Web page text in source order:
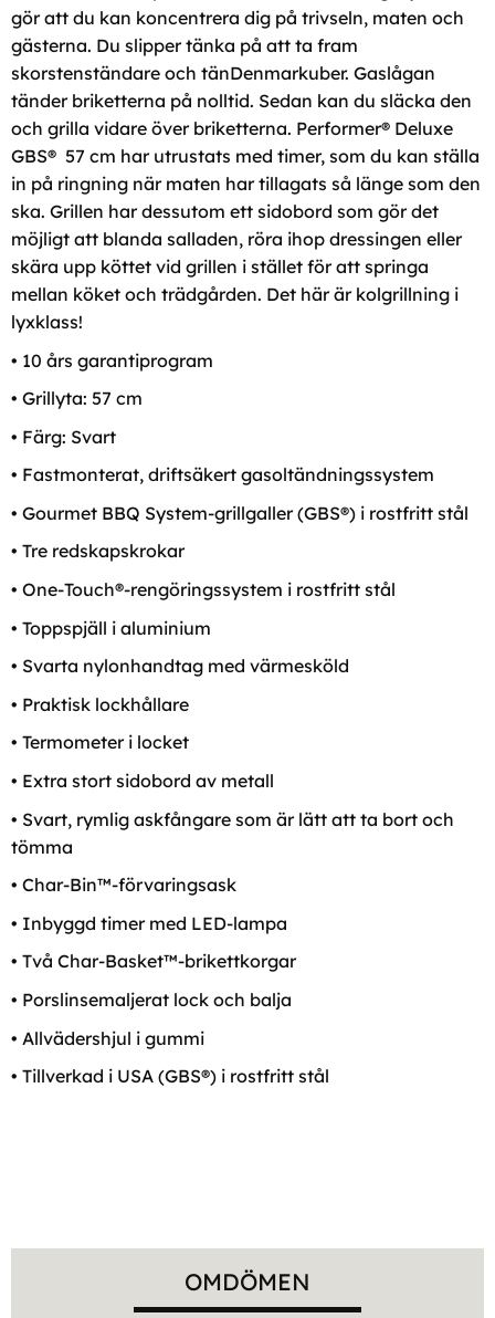
gör att du kan koncentrera dig på trivseln, maten och
gästerna. Du slipper tänka på att ta fram
skorstenständare och tänDenmarkuber. Gaslågan
tänder briketterna på nolltid. Sedan kan du släcka den
och grilla vidare över briketterna. Performer® Deluxe
GBS® 57 cm har utrustats med timer, som du kan ställa
in på ringning när maten har tillagats så länge som den
ska. Grillen har dessutom ett sidobord som gör det
möjligt att blanda salladen, röra ihop dressingen eller
skära upp köttet vid grillen i stället för att springa
mellan köket och trädgården. Det här är kolgrillning i
lyxklass!
• 10 års garantiprogram
• Grillyta: 57 cm
• Färg: Svart
• Fastmonterat, driftsäkert gasoltändningssystem
• Gourmet BBQ System-grillgaller (GBS®) i rostfritt stål
• Tre redskapskrokar
• One-Touch®-rengöringssystem i rostfritt stål
• Toppspjäll i aluminium
• Svarta nylonhandtag med värmesköld
• Praktisk lockhållare
• Termometer i locket
• Extra stort sidobord av metall
• Svart, rymlig askfångare som är lätt att ta bort och
tömma
• Char-Bin™-förvaringsask
• Inbyggd timer med LED-lampa
• Två Char-Basket™-brikettkorgar
• Porslinsemaljerat lock och balja
• Allvädershjul i gummi
• Tillverkad i USA (GBS®) i rostfritt stål
OMDÖMEN